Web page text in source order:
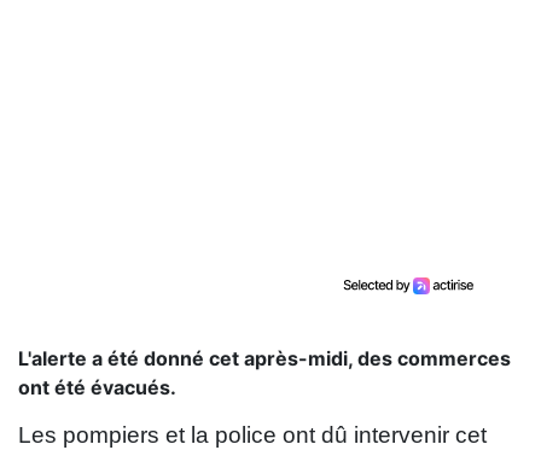
L'alerte a été donné cet après-midi, des commerces
ont été évacués.
Les pompiers et la police ont dû intervenir cet